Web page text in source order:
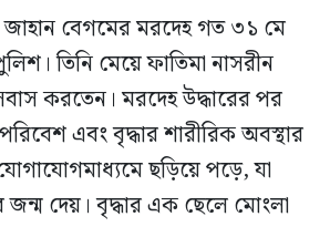
বেগমের মরদেহ গত ৩১ মে
তিনি মেয়ে ফাতিমা নাসরীন
করতেন। মরদেহ উদ্ধারের পর
এবং বৃদ্ধার শারীরিক অবস্থার
ছড়িয়ে পড়ে, যা
দেয়। বৃদ্ধার এক ছেলে মোংলা